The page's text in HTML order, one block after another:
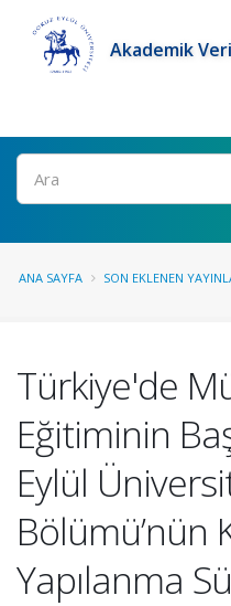
Akademik
Ara
ANA SAYFA SON EKLENEN
Türkiye'de
Eğitiminin
Eylül
Bölümü’nün
Yapılanma